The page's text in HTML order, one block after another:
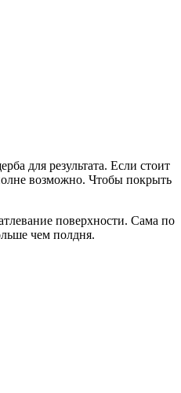
для результата. Если стоит
возможно. Чтобы покрыть
поверхности. Сама по
чем полдня.